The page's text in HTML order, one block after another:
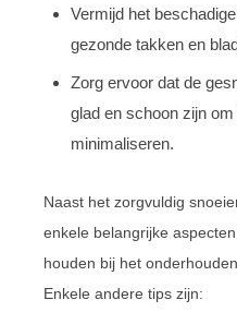
Vermijd het
gezonde takken en
Zorg ervoor dat de
glad en schoon zijn
minimaliseren.
Naast het zorgvuldig
enkele belangrijke
houden bij het
Enkele andere tips zijn: